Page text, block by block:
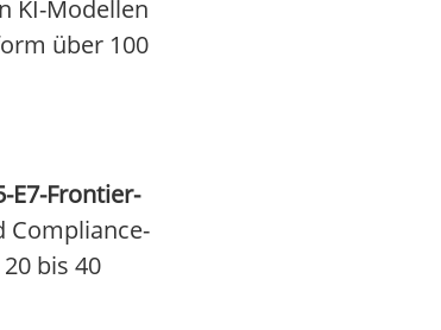
KI-Modellen
über 100
E7-Frontier-
Compliance-
bis 40